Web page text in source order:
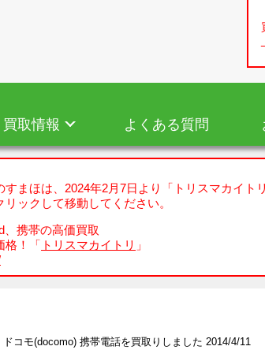
買取情報 よくある質問
まほは、2024年2月7日より「トリスマカイト
ックして移動してください。
、携帯の高価買取
格！「 トリスマカイトリ 」
コモ(docomo) 携帯電話を買取りしました 2014/4/11